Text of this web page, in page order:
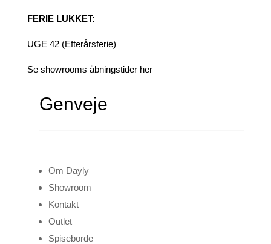
FERIE LUKKET:
UGE 42 (Efterårsferie)
Se showrooms åbningstider her
Genveje
Om Dayly
Showroom
Kontakt
Outlet
Spiseborde